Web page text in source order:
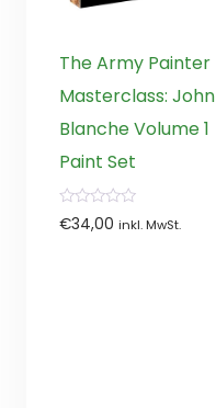
The Army Painter
Masterclass: John
Blanche Volume 1
Paint Set
0
von
€34,00 inkl. MwSt.